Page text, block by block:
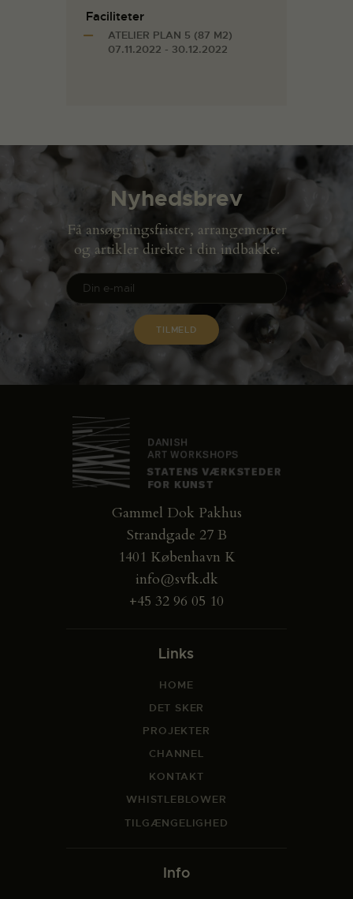
Faciliteter
ATELIER PLAN 5 (87 M2)
07.11.2022 - 30.12.2022
Nyhedsbrev
Få ansøgningsfrister, arrangementer
og artikler direkte i din indbakke.
Gammel Dok Pakhus
Strandgade 27 B
1401 København K
info@svfk.dk
+45 32 96 05 10
Links
HOME
DET SKER
PROJEKTER
CHANNEL
KONTAKT
WHISTLEBLOWER
TILGÆNGELIGHED
Info